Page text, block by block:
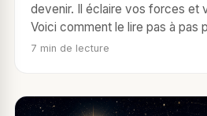
devenir. Il éclaire vos forces et
Voici comment le lire pas à pas
7 min de lecture